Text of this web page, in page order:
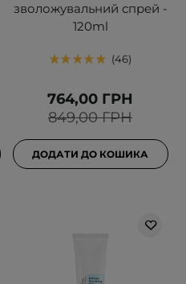
зволожувальний спрей -
120ml
46
849,00 ГРН
764,00 ГРН
ДОДАТИ ДО КОШИКА